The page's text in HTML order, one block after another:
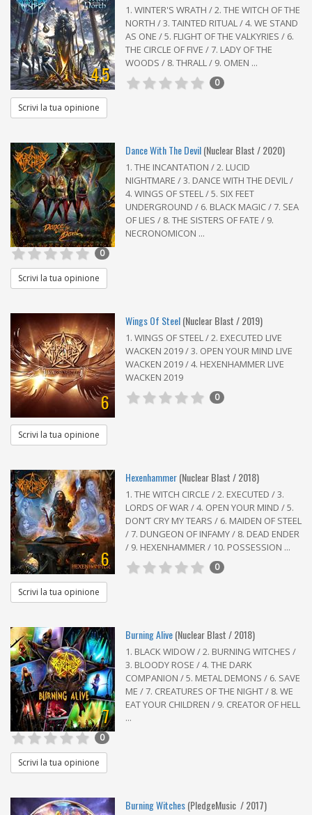
4,5
1. WINTER'S WRATH / 2. THE WITCH OF THE
NORTH / 3. TAINTED RITUAL / 4. WE STAND
AS ONE / 5. FLIGHT OF THE VALKYRIES / 6.
THE CIRCLE OF FIVE / 7. LADY OF THE
WOODS / 8. THRALL / 9. OMEN ...
0
Scrivi la tua opinione
Dance With The Devil(Nuclear Blast / 2020)
1. THE INCANTATION / 2. LUCID
NIGHTMARE / 3. DANCE WITH THE DEVIL /
4. WINGS OF STEEL / 5. SIX FEET
UNDERGROUND / 6. BLACK MAGIC / 7. SEA
OF LIES / 8. THE SISTERS OF FATE / 9.
NECRONOMICON ...
0
Scrivi la tua opinione
6
Wings Of Steel(Nuclear Blast / 2019)
1. WINGS OF STEEL / 2. EXECUTED LIVE
WACKEN 2019 / 3. OPEN YOUR MIND LIVE
WACKEN 2019 / 4. HEXENHAMMER LIVE
WACKEN 2019
0
Scrivi la tua opinione
6
Hexenhammer(Nuclear Blast / 2018)
1. THE WITCH CIRCLE / 2. EXECUTED / 3.
LORDS OF WAR / 4. OPEN YOUR MIND / 5.
DON‘T CRY MY TEARS / 6. MAIDEN OF STEEL
/ 7. DUNGEON OF INFAMY / 8. DEAD ENDER
/ 9. HEXENHAMMER / 10. POSSESSION ...
0
Scrivi la tua opinione
7
Burning Alive(Nuclear Blast / 2018)
1. BLACK WIDOW / 2. BURNING WITCHES /
3. BLOODY ROSE / 4. THE DARK
COMPANION / 5. METAL DEMONS / 6. SAVE
ME / 7. CREATURES OF THE NIGHT / 8. WE
EAT YOUR CHILDREN / 9. CREATOR OF HELL
...
0
Scrivi la tua opinione
Burning Witches(PledgeMusic ‎ / 2017)